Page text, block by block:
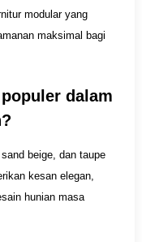
modular yang
maksimal bagi
dalam
beige, dan taupe
kesan elegan,
hunian masa